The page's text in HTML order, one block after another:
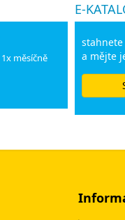
1x měsíčně
E-
a mějte